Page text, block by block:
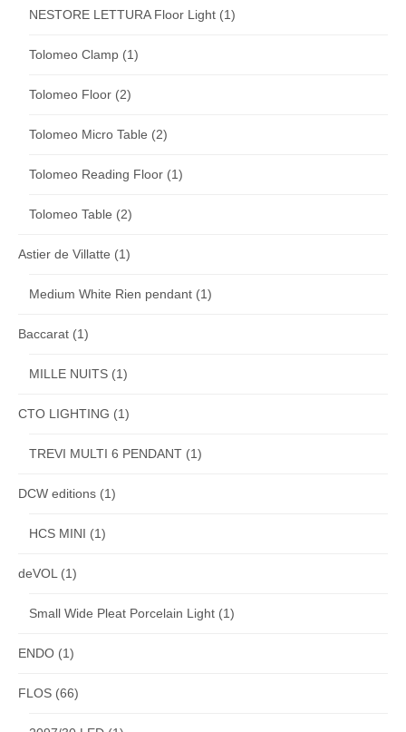
NESTORE LETTURA Floor Light (1)
Tolomeo Clamp (1)
Tolomeo Floor (2)
Tolomeo Micro Table (2)
Tolomeo Reading Floor (1)
Tolomeo Table (2)
Astier de Villatte (1)
Medium White Rien pendant (1)
Baccarat (1)
MILLE NUITS (1)
CTO LIGHTING (1)
TREVI MULTI 6 PENDANT (1)
DCW editions (1)
HCS MINI (1)
deVOL (1)
Small Wide Pleat Porcelain Light (1)
ENDO (1)
FLOS (66)